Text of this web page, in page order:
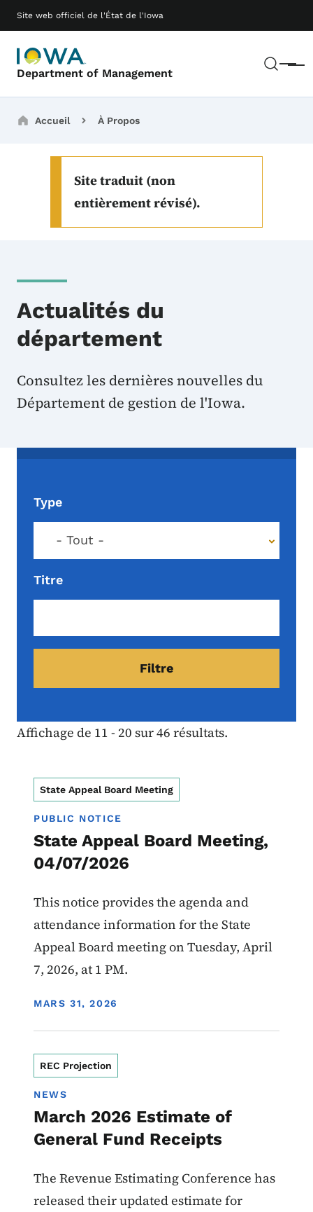
Passer au contenu principal
Site web officiel de l'État de l'Iowa
Department of Management Menu
Main navigation
Breadcrumbs
Accueil À Propos
Site traduit (non
entièrement révisé).
Actualités du
département
Consultez les dernières nouvelles du
Département de gestion de l'Iowa.
Type
- Tout -
Titre
Affichage de 11 - 20 sur 46 résultats.
State Appeal Board Meeting
PUBLIC NOTICE
State Appeal Board Meeting,
04/07/2026
This notice provides the agenda and
attendance information for the State
Appeal Board meeting on Tuesday, April
7, 2026, at 1 PM.
DISPLAY DATE
MARS 31, 2026
REC Projection
NEWS
March 2026 Estimate of
General Fund Receipts
The Revenue Estimating Conference has
released their updated estimate for